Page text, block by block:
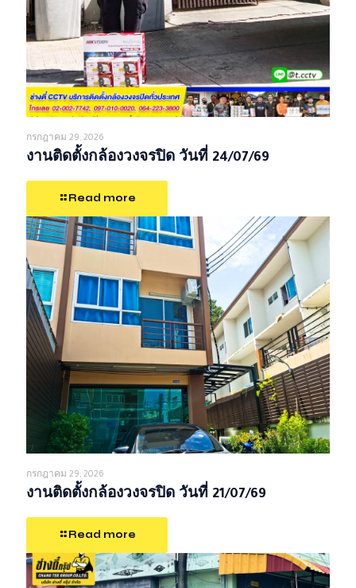
กรกฎาคม 29, 2026
งานติดตั้งกล้องวงจรปิด วันที่ 24/07/69
Read more
กรกฎาคม 29, 2026
งานติดตั้งกล้องวงจรปิด วันที่ 21/07/69
Read more